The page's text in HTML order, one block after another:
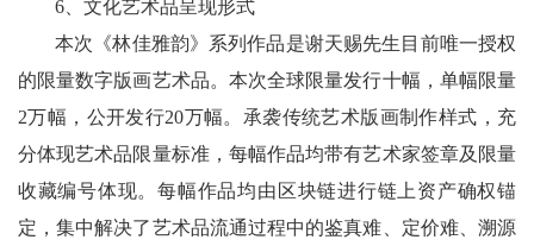
6、文化艺术品呈现形式
本次《林佳雅韵》系列作品是谢天赐先生目前唯一授权
的限量数字版画艺术品。本次全球限量发行十幅，单幅限量
2万幅，公开发行20万幅。承袭传统艺术版画制作样式，充
分体现艺术品限量标准，每幅作品均带有艺术家签章及限量
收藏编号体现。每幅作品均由区块链进行链上资产确权锚
定，集中解决了艺术品流通过程中的鉴真难、定价难、溯源